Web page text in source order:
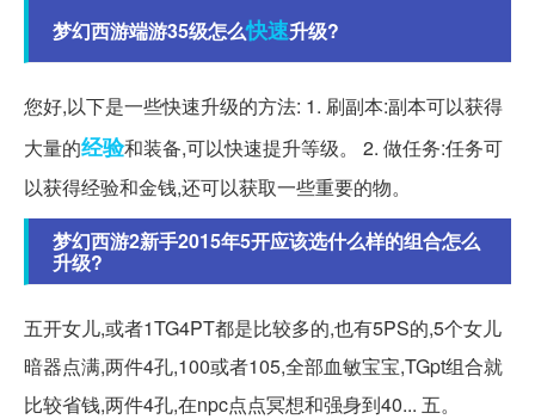
梦幻西游端游35级怎么快速升级?
您好,以下是一些快速升级的方法: 1. 刷副本:副本可以获得
大量的经验和装备,可以快速提升等级。 2. 做任务:任务可
以获得经验和金钱,还可以获取一些重要的物。
梦幻西游2新手2015年5开应该选什么样的组合怎么
升级?
五开女儿,或者1TG4PT都是比较多的,也有5PS的,5个女儿
暗器点满,两件4孔,100或者105,全部血敏宝宝,TGpt组合就
比较省钱,两件4孔,在npc点点冥想和强身到40... 五。